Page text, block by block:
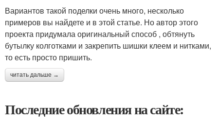
Вариантов такой поделки очень много, несколько
примеров вы найдете и в этой статье. Но автор этого
проекта придумала оригинальный способ , обтянуть
бутылку колготками и закрепить шишки клеем и нитками,
то есть просто пришить.
читать дальше →
Последние обновления на сайте: